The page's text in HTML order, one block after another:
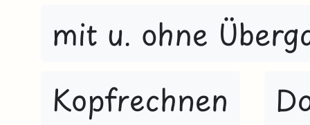
mit u. ohne
Kopfrechnen